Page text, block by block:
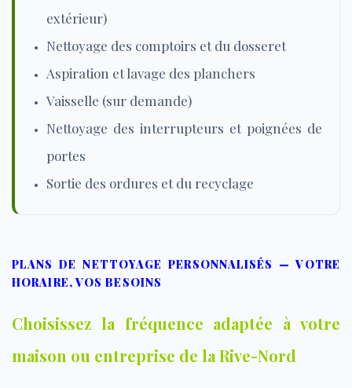
extérieur)
Nettoyage des comptoirs et du dosseret
Aspiration et lavage des planchers
Vaisselle (sur demande)
Nettoyage des interrupteurs et poignées de
portes
Sortie des ordures et du recyclage
PLANS DE NETTOYAGE PERSONNALISÉS — VOTRE
HORAIRE, VOS BESOINS
Choisissez la fréquence adaptée à votre
maison ou entreprise de la Rive-Nord